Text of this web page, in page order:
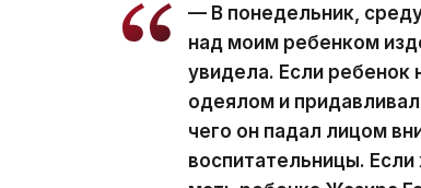
— В понедельник,
над моим ребенком
увидела. Если ребенок
одеялом и
чего он падал лицом
воспитательницы.